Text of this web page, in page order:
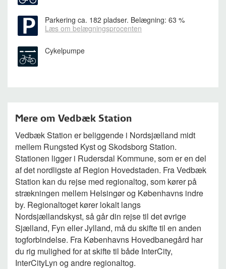
Parkering ca. 182 pladser. Belægning: 63 %
Læs om belægningsprocenten
Cykelpumpe
Mere om Vedbæk Station
Vedbæk Station er beliggende i Nordsjælland midt
mellem Rungsted Kyst og Skodsborg Station.
Stationen ligger i Rudersdal Kommune, som er en del
af det nordligste af Region Hovedstaden. Fra Vedbæk
Station kan du rejse med regionaltog, som kører på
strækningen mellem Helsingør og Københavns indre
by. Regionaltoget kører lokalt langs
Nordsjællandskyst, så går din rejse til det øvrige
Sjælland, Fyn eller Jylland, må du skifte til en anden
togforbindelse. Fra Københavns Hovedbanegård har
du rig mulighed for at skifte til både InterCity,
InterCityLyn og andre regionaltog.